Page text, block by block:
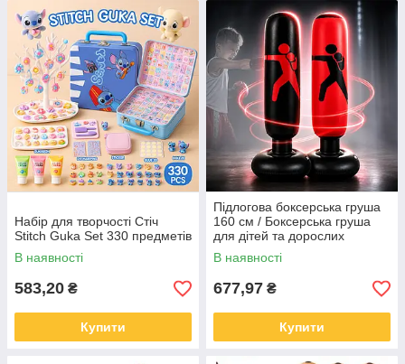
Набір для творчості Стіч
Stitch Guka Set 330 предметів
В наявності
583,20 ₴
Купити
Підлогова боксерська груша
160 см / Боксерська груша
для дітей та дорослих
В наявності
677,97 ₴
Купити